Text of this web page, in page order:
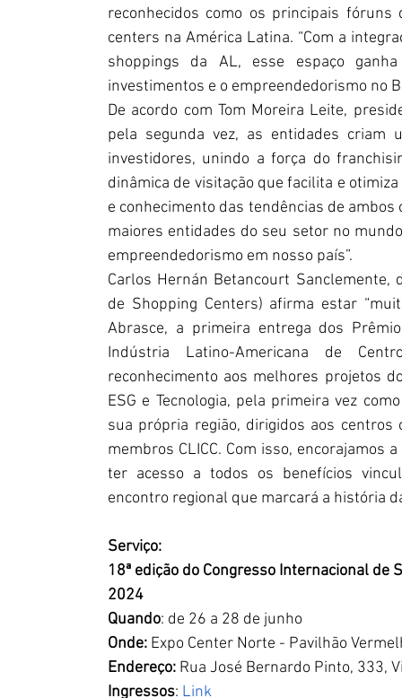
reconhecidos como os principais
centers na América Latina. “Com a
shoppings da AL, esse espaço
investimentos e o empreendedorismo no
De acordo com Tom Moreira Leite,
pela segunda vez, as entidades criam
investidores, unindo a força do
dinâmica de visitação que facilita e
e conhecimento das tendências de ambos
maiores entidades do seu setor no
empreendedorismo em nosso país”.
Carlos Hernán Betancourt Sanclemente,
de Shopping Centers) afirma estar
Abrasce, a primeira entrega dos
Indústria Latino-Americana de
reconhecimento aos melhores projetos
ESG e Tecnologia, pela primeira vez
sua própria região, dirigidos aos centros
membros CLICC. Com isso, encorajamos
ter acesso a todos os benefícios
encontro regional que marcará a história
Serviço:
18ª edição do Congresso Internacional
2024
Quando: de 26 a 28 de junho
Onde: Expo Center Norte - Pavilhão
Endereço: Rua José Bernardo Pinto, 333,
Ingressos: Link